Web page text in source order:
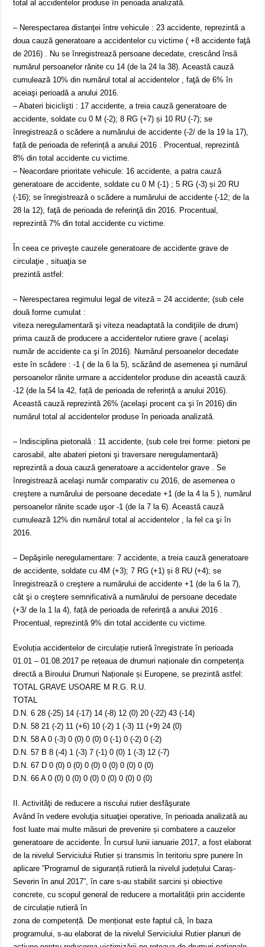
total al accidentelor produse în perioada analizată.
– Nerespectarea distanţei între vehicule : 23 accidente, reprezintă a
doua cauză generatoare a accidentelor cu victime ( +8 accidente faţă
de 2016) . Nu se înregistrează persoane decedate, crescând însă
numărul persoanelor rănite cu 14 (de la 24 la 38). Această cauză
cumulează 10% din numărul total al accidentelor , faţă de 6% în
aceiaşi perioadă a anului 2016.
– Abateri biciclişti : 17 accidente, a treia cauză generatoare de
accidente, soldate cu 0 M (-2); 8 RG (+7) și 10 RU (-7); se
înregistrează o scădere a numărului de accidente (-2/ de la 19 la 17),
față de perioada de referință a anului 2016 . Procentual, reprezintă
8% din total accidente cu victime.
– Neacordare prioritate vehicule: 16 accidente, a patra cauză
generatoare de accidente, soldate cu 0 M (-1) ; 5 RG (-3) și 20 RU
(-16); se înregistrează o scădere a numărului de accidente (-12; de la
28 la 12), faţă de perioada de referinţă din 2016. Procentual,
reprezintă 7% din total accidente cu victime.
În ceea ce priveşte cauzele generatoare de accidente grave de
circulaţie , situaţia se
prezintă astfel:
– Nerespectarea regimului legal de viteză = 24 accidente; (sub cele
două forme cumulat :
viteza neregulamentară şi viteza neadaptată la condiţiile de drum)
prima cauză de producere a accidentelor rutiere grave ( acelaşi
număr de accidente ca şi în 2016). Numărul persoanelor decedate
este în scădere : -1 ( de la 6 la 5), scăzând de asemenea şi numărul
persoanelor rănite urmare a accidentelor produse din această cauză:
-12 (de la 54 la 42, față de perioada de referință a anului 2016).
Această cauză reprezintă 26% (acelaşi procent ca şi în 2016) din
numărul total al accidentelor produse în perioada analizată.
– Indisciplina pietonală : 11 accidente, (sub cele trei forme: pietoni pe
carosabil, alte abateri pietoni şi traversare neregulamentară)
reprezintă a doua cauză generatoare a accidentelor grave . Se
înregistrează acelaşi număr comparativ cu 2016, de asemenea o
creştere a numărului de persoane decedate +1 (de la 4 la 5 ), numărul
persoanelor rănite scade uşor -1 (de la 7 la 6). Această cauză
cumulează 12% din numărul total al accidentelor , la fel ca şi în
2016.
– Depăşirile neregulamentare: 7 accidente, a treia cauză generatoare
de accidente, soldate cu 4M (+3); 7 RG (+1) și 8 RU (+4); se
înregistrează o creştere a numărului de accidente +1 (de la 6 la 7),
cât şi o creştere semnificativă a numărului de persoane decedate
(+3/ de la 1 la 4), față de perioada de referință a anului 2016 .
Procentual, reprezintă 9% din total accidente cu victime.
Evoluția accidentelor de circulație rutieră înregistrate în perioada
01.01 – 01.08.2017 pe rețeaua de drumuri naționale din competența
directă a Biroului Drumuri Naționale și Europene, se prezintă astfel:
TOTAL GRAVE USOARE M R.G. R.U.
TOTAL
D.N. 6 28 (-25) 14 (-17) 14 (-8) 12 (0) 20 (-22) 43 (-14)
D.N. 58 21 (-2) 11 (+6) 10 (-2) 1 (-3) 11 (+9) 24 (0)
D.N. 58 A 0 (-3) 0 (0) 0 (0) 0 (-1) 0 (-2) 0 (-2)
D.N. 57 B 8 (-4) 1 (-3) 7 (-1) 0 (0) 1 (-3) 12 (-7)
D.N. 67 D 0 (0) 0 (0) 0 (0) 0 (0) 0 (0) 0 (0)
D.N. 66 A 0 (0) 0 (0) 0 (0) 0 (0) 0 (0) 0 (0)
II. Activităţi de reducere a riscului rutier desfăşurate
Având în vedere evoluţia situaţiei operative, în perioada analizată au
fost luate mai multe măsuri de prevenire și combatere a cauzelor
generatoare de accidente. În cursul lunii ianuarie 2017, a fost elaborat
de la nivelul Serviciului Rutier și transmis în teritoriu spre punere în
aplicare ”Programul de siguranță rutieră la nivelul județului Caraș-
Severin în anul 2017”, în care s-au stabilit sarcini și obiective
concrete, cu scopul general de reducere a mortalității prin accidente
de circulație rutieră în
zona de competență. De menționat este faptul că, în baza
programului, s-au elaborat de la nivelul Serviciului Rutier planuri de